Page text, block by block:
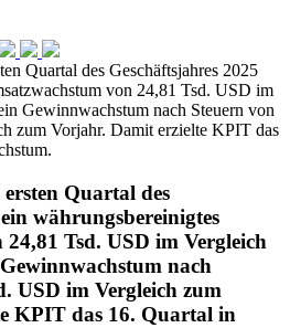
Quartal des
währungsbereinigtes
Tsd. USD im Vergleich
nach
USD im Vergleich zum
KPIT das 16. Quartal in